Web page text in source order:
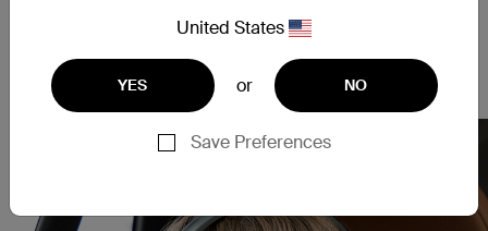
United States
YES or NO
Save Preferences
에도 안전을 유지합니다. 최대 30시간의 배터리 수명
간을 방해 없이 보낼 수 있습니다.